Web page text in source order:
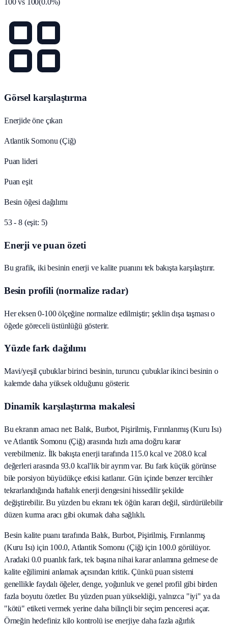
100vs 100(0.0%)
Görsel karşılaştırma
Enerjide öne çıkan
Atlantik Somonu (Çiğ)
Puan lideri
Puan eşit
Besin öğesi dağılımı
53 - 8 (eşit: 5)
Enerji ve puan özeti
Bu grafik, iki besinin enerji ve kalite puanını tek bakışta karşılaştırır.
Besin profili (normalize radar)
Her eksen 0-100 ölçeğine normalize edilmiştir; şeklin dışa taşması o
öğede göreceli üstünlüğü gösterir.
Yüzde fark dağılımı
Mavi/yeşil çubuklar birinci besinin, turuncu çubuklar ikinci besinin o
kalemde daha yüksek olduğunu gösterir.
Dinamik karşılaştırma makalesi
Bu ekranın amacı net: Balık, Burbot, Pişirilmiş, Fırınlanmış (Kuru Isı)
ve Atlantik Somonu (Çiğ) arasında hızlı ama doğru karar
verebilmeniz. İlk bakışta enerji tarafında 115.0 kcal ve 208.0 kcal
değerleri arasında 93.0 kcal'lik bir ayrım var. Bu fark küçük görünse
bile porsiyon büyüdükçe etkisi katlanır. Gün içinde benzer tercihler
tekrarlandığında haftalık enerji dengesini hissedilir şekilde
değiştirebilir. Bu yüzden bu ekranı tek öğün kararı değil, sürdürülebilir
düzen kurma aracı gibi okumak daha sağlıklı.
Besin kalite puanı tarafında Balık, Burbot, Pişirilmiş, Fırınlanmış
(Kuru Isı) için 100.0, Atlantik Somonu (Çiğ) için 100.0 görülüyor.
Aradaki 0.0 puanlık fark, tek başına nihai karar anlamına gelmese de
kalite eğilimini anlamak açısından kritik. Çünkü puan sistemi
genellikle faydalı öğeler, denge, yoğunluk ve genel profil gibi birden
fazla boyutu özetler. Bu yüzden puan yüksekliği, yalnızca "iyi" ya da
"kötü" etiketi vermek yerine daha bilinçli bir seçim penceresi açar.
Örneğin hedefiniz kilo kontrolü ise enerjiye daha fazla ağırlık